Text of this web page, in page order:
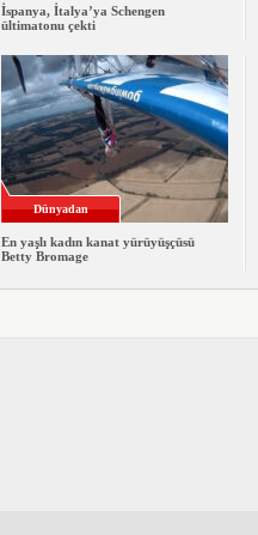
İspanya, İtalya’ya Schengen
ültimatonu çekti
Dünyadan
En yaşlı kadın kanat yürüyüşçüsü
Betty Bromage